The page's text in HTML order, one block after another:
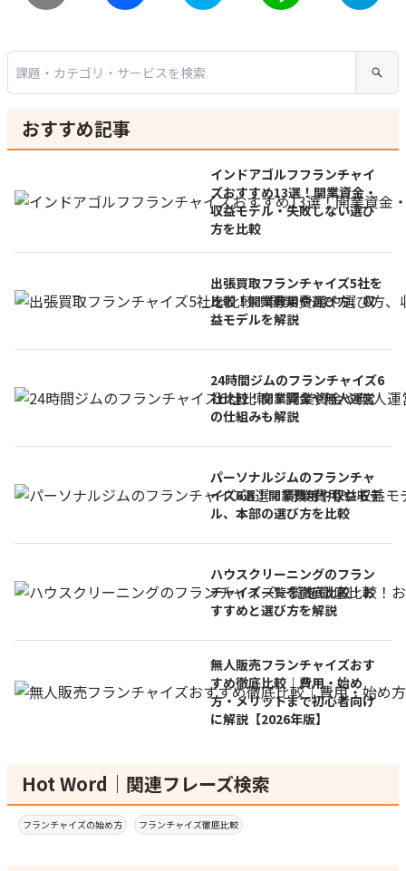
おすすめ記事
インドアゴルフフランチャイ
ズおすすめ13選！開業資金・
収益モデル・失敗しない選び
方を比較
出張買取フランチャイズ5社を
比較！開業費用や選び方、収
益モデルを解説
24時間ジムのフランチャイズ6
社比較！開業資金や無人運営
の仕組みも解説
パーソナルジムのフランチャ
イズ6選！開業費用や収益モデ
ル、本部の選び方を比較
ハウスクリーニングのフラン
チャイズ一覧を徹底比較！お
すすめと選び方を解説
無人販売フランチャイズおす
すめ徹底比較｜費用・始め
方・メリットまで初心者向け
に解説【2026年版】
Hot Word｜関連フレーズ検索
フランチャイズの始め方 フランチャイズ徹底比較